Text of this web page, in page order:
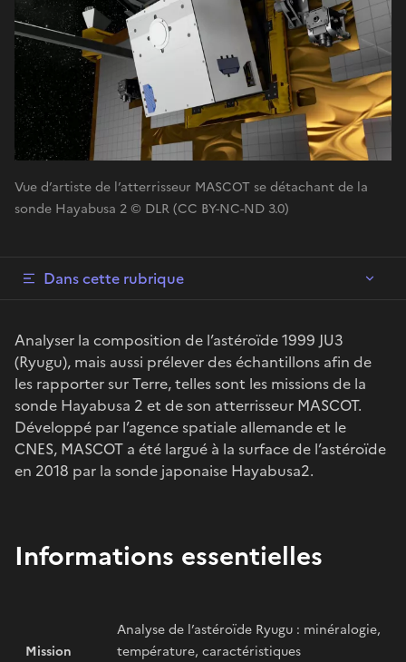
Vue d’artiste de l’atterrisseur MASCOT se détachant de la
sonde Hayabusa 2 © DLR (CC BY-NC-ND 3.0)
Dans cette rubrique
Analyser la composition de l’astéroïde 1999 JU3
(Ryugu), mais aussi prélever des échantillons afin de
les rapporter sur Terre, telles sont les missions de la
sonde Hayabusa 2 et de son atterrisseur MASCOT.
Développé par l’agence spatiale allemande et le
CNES, MASCOT a été largué à la surface de l’astéroïde
en 2018 par la sonde japonaise Hayabusa2.
Informations essentielles
Mission
Analyse de l’astéroïde Ryugu : minéralogie,
température, caractéristiques